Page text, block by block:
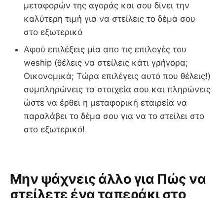
μεταφορών της αγοράς και σου δίνει την
καλύτερη τιμή για να στείλεις το δέμα σου
στο εξωτερικό
Αφού επιλέξεις μία απο τις επιλογές του
weship (θέλεις να στείλεις κάτι γρήγορα;
Οικονομικά; Τώρα επιλέγεις αυτό που θέλεις!)
συμπληρώνεις τα στοιχεία σου και πληρώνεις
ώστε να έρθει η μεταφορική εταιρεία να
παραλάβει το δέμα σου για να το στείλει στο
στο εξωτερικό!
Μην ψάχνεις άλλο για Πώς να
στείλετε ένα ταπεράκι στο